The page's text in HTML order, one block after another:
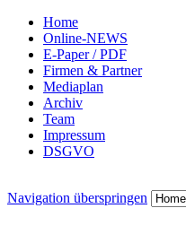
Home
Online-NEWS
E-Paper / PDF
Firmen & Partner
Mediaplan
Archiv
Team
Impressum
DSGVO
Navigation überspringen